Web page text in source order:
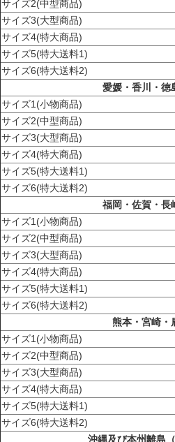
サイズ2(中型商品)
サイズ3(大型商品)
サイズ4(特大商品)
サイズ5(特大送料1)
サイズ6(特大送料2)
愛媛・香川・徳
サイズ1(小物商品)
サイズ2(中型商品)
サイズ3(大型商品)
サイズ4(特大商品)
サイズ5(特大送料1)
サイズ6(特大送料2)
福岡・佐賀・長
サイズ1(小物商品)
サイズ2(中型商品)
サイズ3(大型商品)
サイズ4(特大商品)
サイズ5(特大送料1)
サイズ6(特大送料2)
熊本・宮崎・
サイズ1(小物商品)
サイズ2(中型商品)
サイズ3(大型商品)
サイズ4(特大商品)
サイズ5(特大送料1)
サイズ6(特大送料2)
沖縄及び本州離島（